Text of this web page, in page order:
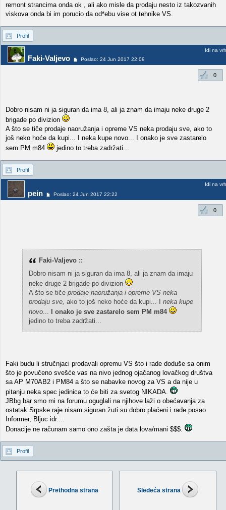
Prethodna strana Sledeća strana
remont strancima onda ok , ali ako misle da prodaju nesto iz takozvanih
viskova onda bi im porucio da od*ebu vise ot tehnike VS.
Profil
Faki-Valjevo Poslao: 24 Jun 2017 22:09
Idi na vrh
0
Dobro nisam ni ja siguran da ima 8, ali ja znam da imaju neke druge 2
brigade po divizion
A što se tiče prodaje naoružanja i opreme VS neka prodaju sve, ako to
još neko hoće da kupi... I neka kupe novo... I onako je sve zastarelo
sem PM m84
jedino to treba zadržati...
Profil
pein Poslao: 24 Jun 2017 22:22
Idi na vrh
0
Faki-Valjevo ::
Dobro nisam ni ja siguran da ima 8, ali ja znam da imaju
neke druge 2 brigade po divizion
A što se tiče prodaje naoružanja i opreme VS neka
prodaju sve, ako to još neko hoće da kupi... I neka kupe
novo...
I onako je sve zastarelo sem PM m84
jedino to treba zadržati...
Faki budu li stručnjaci prodavali opremu VS što i rade doduše sa onim
što je povučeno svešće vas na nivo jednog ojačanog lovačkog društva
sa AP M70AB2 i PM84 a što se nabavke novog za VS a da nije u
pitanju neka spec jedinica to će biti za svetog NIKADA.
JBbg bar smo mi na forumu oguglali na njihove laži o obećavanja za
ostatak Srpske raje nisam siguran žuti su dobro plaćeni i rade posao
Informer, Bljuc idr....
Donacije ne računam samo ono zašta je data lova/mani $$$.
Profil